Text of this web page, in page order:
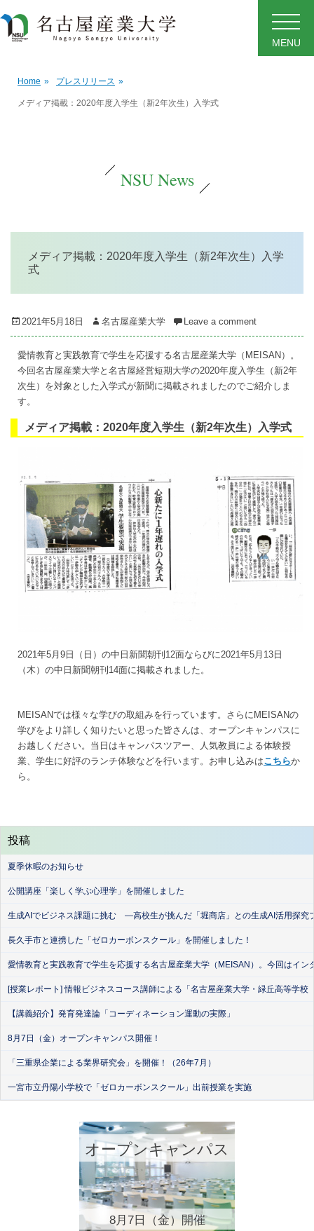
MENU
Home » プレスリリース »
メディア掲載：2020年度入学生（新2年次生）入学式
NSU News
メディア掲載：2020年度入学生（新2年次生）入学
式
Posted
on
2021年5月18日 Author
名古屋産業大学 Leave a comment
愛情教育と実践教育で学生を応援する名古屋産業大学（MEISAN）。
今回名古屋産業大学と名古屋経営短期大学の2020年度入学生（新2年
次生）を対象とした入学式が新聞に掲載されましたのでご紹介しま
す。
メディア掲載：2020年度入学生（新2年次生）入学式
2021年5月9日（日）の中日新聞朝刊12面ならびに2021年5月13日
（木）の中日新聞朝刊14面に掲載されました。
MEISANでは様々な学びの取組みを行っています。さらにMEISANの
学びをより詳しく知りたいと思った皆さんは、オープンキャンパスに
お越しください。当日はキャンパスツアー、人気教員による体験授
業、学生に好評のランチ体験などを行います。お申し込みはこちらか
ら。
投稿
夏季休暇のお知らせ
公開講座「楽しく学ぶ心理学」を開催しました
生成AIでビジネス課題に挑む ―高校生が挑んだ「堀商店」との生成AI活用探究
長久手市と連携した「ゼロカーボンスクール」を開催しました！
愛情教育と実践教育で学生を応援する名古屋産業大学（MEISAN）。今回はイ
[授業レポート] 情報ビジネスコース講師による「名古屋産業大学・緑丘高等学
【講義紹介】発育発達論「コーディネーション運動の実際」
8月7日（金）オープンキャンパス開催！
「三重県企業による業界研究会」を開催！（26年7月）
一宮市立丹陽小学校で「ゼロカーボンスクール」出前授業を実施
オープンキャンパス
8月7日（金）開催